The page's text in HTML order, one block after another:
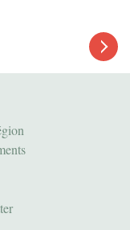
Article
suivant